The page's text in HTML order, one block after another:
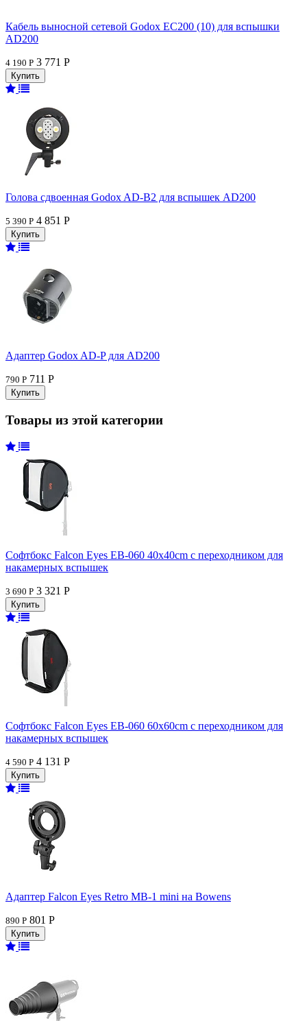
Кабель выносной сетевой Godox ЕС200 (10) для вспышки
AD200
4 190 Р 3 771 Р
Голова сдвоенная Godox AD-B2 для вспышек AD200
5 390 Р 4 851 Р
Адаптер Godox AD-P для AD200
790 Р 711 Р
Товары из этой категории
Софтбокс Falcon Eyes EB-060 40x40cm с переходником для
накамерных вспышек
3 690 Р 3 321 Р
Софтбокс Falcon Eyes EB-060 60x60cm с переходником для
накамерных вспышек
4 590 Р 4 131 Р
Адаптер Falcon Eyes Retro MB-1 mini на Bowens
890 Р 801 Р